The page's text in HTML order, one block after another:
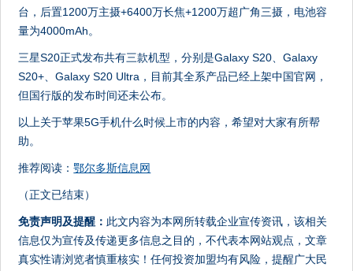
台，后置1200万主摄+6400万长焦+1200万超广角三摄，电池容
量为4000mAh。
三星S20正式发布共有三款机型，分别是Galaxy S20、Galaxy
S20+、Galaxy S20 Ultra，目前其全系产品已经上架中国官网，
但国行版的发布时间还未公布。
以上关于苹果5G手机什么时候上市的内容，希望对大家有所帮
助。
推荐阅读：鄂尔多斯信息网
（正文已结束）
免责声明及提醒： 此文内容为本网所转载企业宣传资讯，该相关
信息仅为宣传及传递更多信息之目的，不代表本网站观点，文章
真实性请浏览者慎重核实！任何投资加盟均有风险，提醒广大民